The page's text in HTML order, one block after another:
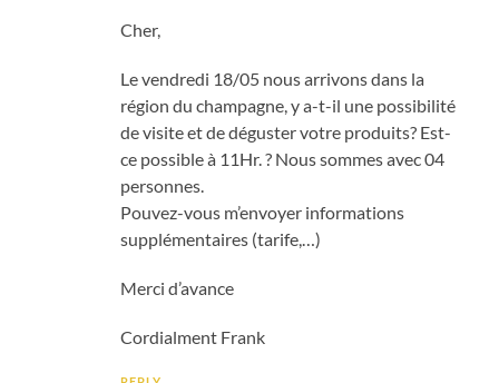
Cher,
Le vendredi 18/05 nous arrivons dans la
région du champagne, y a-t-il une possibilité
de visite et de déguster votre produits? Est-
ce possible à 11Hr. ? Nous sommes avec 04
personnes.
Pouvez-vous m’envoyer informations
supplémentaires (tarife,…)
Merci d’avance
Cordialment Frank